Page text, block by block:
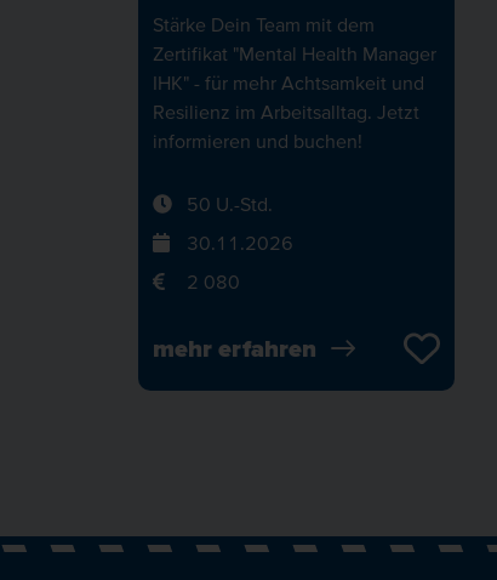
Stärke Dein Team mit dem
Zertifikat "Mental Health Manager
IHK" - für mehr Achtsamkeit und
Resilienz im Arbeitsalltag. Jetzt
informieren und buchen!
50 U.-Std.
30.11.2026
2 080
mehr erfahren